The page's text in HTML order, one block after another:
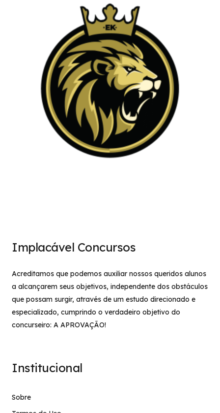
Implacável Concursos
Acreditamos que podemos auxiliar nossos queridos alunos
a alcançarem seus objetivos, independente dos obstáculos
que possam surgir, através de um estudo direcionado e
especializado, cumprindo o verdadeiro objetivo do
concurseiro: A APROVAÇÃO!
Institucional
Sobre